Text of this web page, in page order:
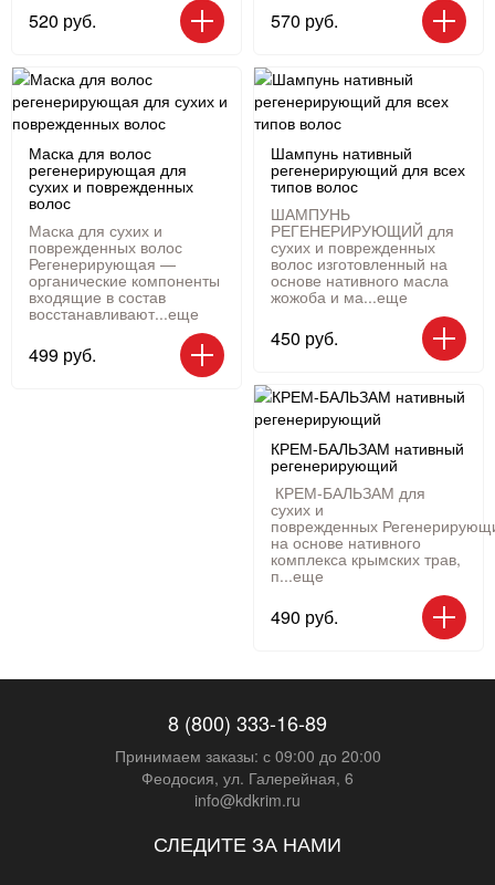
520 руб. 570 руб.
Маска для волос
регенерирующая для
сухих и поврежденных
волос
Маска для сухих и
поврежденных волос
Регенерирующая —
органические компоненты
входящие в состав
восстанавливают...еще
499 руб.
Шампунь нативный
регенерирующий для всех
типов волос
ШАМПУНЬ
РЕГЕНЕРИРУЮЩИЙ для
сухих и поврежденных
волос изготовленный на
основе нативного масла
жожоба и ма...еще
450 руб.
КРЕМ-БАЛЬЗАМ нативный
регенерирующий
КРЕМ-БАЛЬЗАМ для
сухих и
поврежденных
на основе нативного
комплекса крымских трав,
п...еще
490 руб.
8 (800) 333-16-89
Принимаем заказы: с 09:00 до 20:00
Феодосия, ул. Галерейная, 6
info@kdkrim.ru
СЛЕДИТЕ ЗА НАМИ